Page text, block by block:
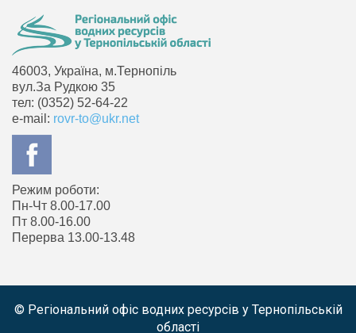
46003, Україна, м.Тернопіль
вул.За Рудкою 35
тел: (0352) 52-64-22
e-mail: rovr-to@ukr.net
Режим роботи:
Пн-Чт 8.00-17.00
Пт 8.00-16.00
Перерва 13.00-13.48
© Регіональний офіс водних ресурсів у Тернопільській
області